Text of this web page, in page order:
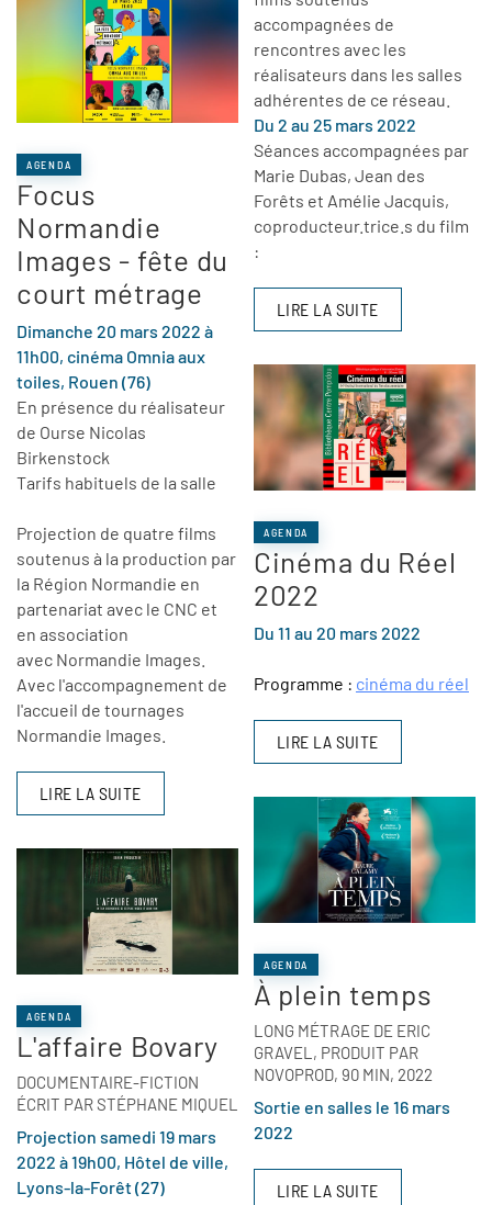
AGENDA
Focus
Normandie
Images - fête du
court métrage
Dimanche 20 mars 2022 à
11h00, cinéma Omnia aux
toiles, Rouen (76)
En présence du réalisateur
de Ourse Nicolas
Birkenstock
Tarifs habituels de la salle
Projection de quatre films
soutenus à la production par
la Région Normandie en
partenariat avec le CNC et
en association
avec Normandie Images.
Avec l'accompagnement de
l'accueil de tournages
Normandie Images.
LIRE LA SUITE
AGENDA
L'affaire Bovary
DOCUMENTAIRE-FICTION
ÉCRIT PAR STÉPHANE MIQUEL
Projection samedi 19 mars
2022 à 19h00, Hôtel de ville,
Lyons-la-Forêt (27)
accompagnées de
rencontres avec les
réalisateurs dans les salles
adhérentes de ce réseau.
Du 2 au 25 mars 2022
Séances accompagnées par
Marie Dubas, Jean des
Forêts et Amélie Jacquis,
coproducteur.trice.s du film
:
LIRE LA SUITE
AGENDA
Cinéma du Réel
2022
Du 11 au 20 mars 2022
Programme : cinéma du réel
LIRE LA SUITE
AGENDA
À plein temps
LONG MÉTRAGE DE ERIC
GRAVEL, PRODUIT PAR
NOVOPROD, 90 MIN, 2022
Sortie en salles le 16 mars
2022
LIRE LA SUITE